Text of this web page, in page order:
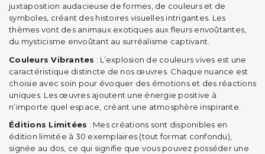
juxtaposition audacieuse de formes, de couleurs et de
symboles, créant des histoires visuelles intrigantes. Les
thèmes vont des animaux exotiques aux fleurs envoûtantes,
du mysticisme envoûtant au surréalisme captivant.
Couleurs Vibrantes : L’explosion de couleurs vives est une
caractéristique distincte de nos œuvres. Chaque nuance est
choisie avec soin pour évoquer des émotions et des réactions
uniques. Les œuvres ajoutent une énergie positive à
n’importe quel espace, créant une atmosphère inspirante.
Éditions Limitées : Mes créations sont disponibles en
édition limitée à 30 exemplaires (tout format confondu),
signée au dos, ce qui signifie que vous pouvez posséder une